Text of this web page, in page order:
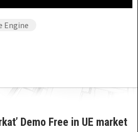
Engine
Demo Free in UE market